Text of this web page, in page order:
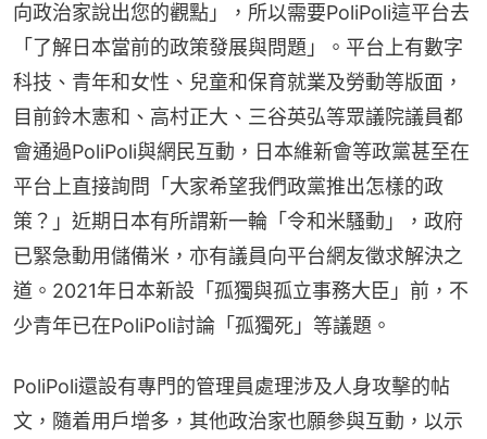
向政治家說出您的觀點」，所以需要PoliPoli這平台去
「了解日本當前的政策發展與問題」。平台上有數字
科技、青年和女性、兒童和保育就業及勞動等版面，
目前鈴木憲和、高村正大、三谷英弘等眾議院議員都
會通過PoliPoli與網民互動，日本維新會等政黨甚至在
平台上直接詢問「大家希望我們政黨推出怎樣的政
策？」近期日本有所謂新一輪「令和米騷動」，政府
已緊急動用儲備米，亦有議員向平台網友徵求解決之
道。2021年日本新設「孤獨與孤立事務大臣」前，不
少青年已在PoliPoli討論「孤獨死」等議題。
PoliPoli還設有專門的管理員處理涉及人身攻擊的帖
文，隨着用戶增多，其他政治家也願參與互動，以示